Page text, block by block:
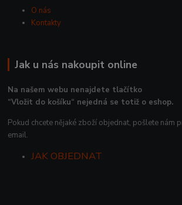
O nás
Kontakty
Jak u nás nakoupit online
Na našem webu nenajdete tlačítko
“Vložit do košíku“ nejedná se totiž o eshop.
Pokud chcete nějaké zboží objednat, pošlete nám
email.
JAK OBJEDNAT